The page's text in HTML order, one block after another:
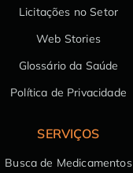
Licitações no Setor
Web Stories
Glossário da Saúde
Política de Privacidade
SERVIÇOS
Busca de Medicamentos